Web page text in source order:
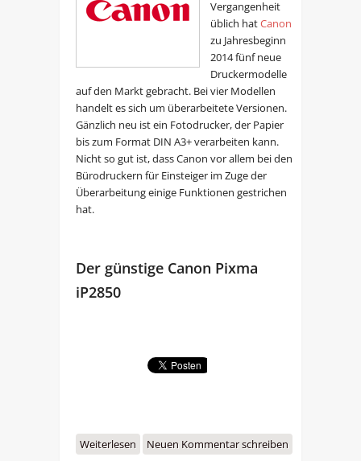
Vergangenheit
üblich hatCanon
zu Jahresbeginn
2014 fünf neue
Druckermodelle
auf den Markt gebracht. Bei vier Modellen
handelt es sich um überarbeitete Versionen.
Gänzlich neu ist ein Fotodrucker, der Papier
bis zum Format DIN A3+ verarbeiten kann.
Nicht so gut ist, dass Canon vor allem bei den
Bürodruckern für Einsteiger im Zuge der
Überarbeitung einige Funktionen gestrichen
hat.
Der günstige Canon Pixma
iP2850
Weiterlesenüber Neue Canon Pixma Drucker
Neuen Kommentar schreiben